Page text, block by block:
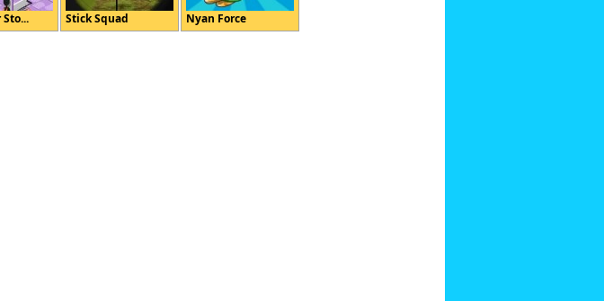
Stick Squad Nyan Force